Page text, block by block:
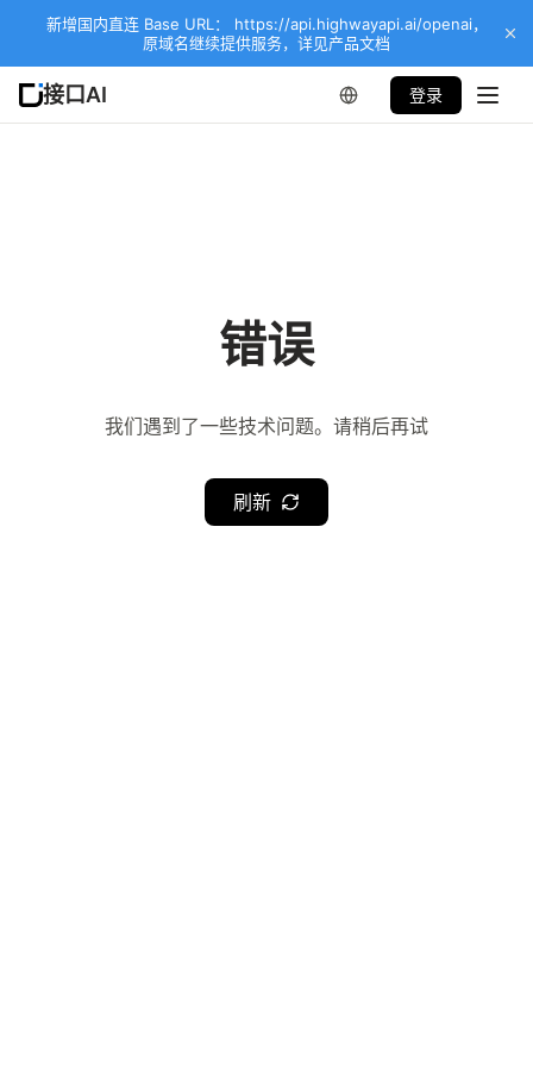
新增国内直连 Base URL： https://api.highwayapi.ai/openai，
原域名继续提供服务，详见产品文档
接口AI 登录
错误
我们遇到了一些技术问题。请稍后再试
刷新